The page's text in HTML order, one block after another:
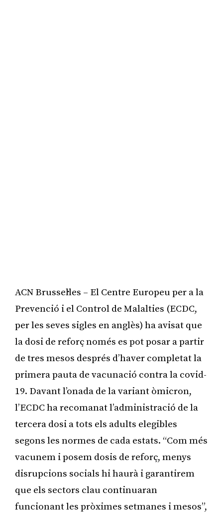
ACN Brussel·les – El Centre Europeu per a la
Prevenció i el Control de Malalties (ECDC,
per les seves sigles en anglès) ha avisat que
la dosi de reforç només es pot posar a partir
de tres mesos després d’haver completat la
primera pauta de vacunació contra la covid-
19. Davant l’onada de la variant òmicron,
l’ECDC ha recomanat l’administració de la
tercera dosi a tots els adults elegibles
segons les normes de cada estats. “Com més
vacunem i posem dosis de reforç, menys
disrupcions socials hi haurà i garantirem
que els sectors clau continuaran
funcionant les pròximes setmanes i mesos”,